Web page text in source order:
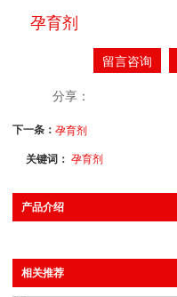
孕育剂
留言咨询
分享：
下一条：孕育剂
关键词：孕育剂
产品介绍
相关推荐